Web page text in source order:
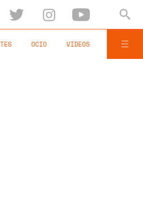
OCIO VIDEOS